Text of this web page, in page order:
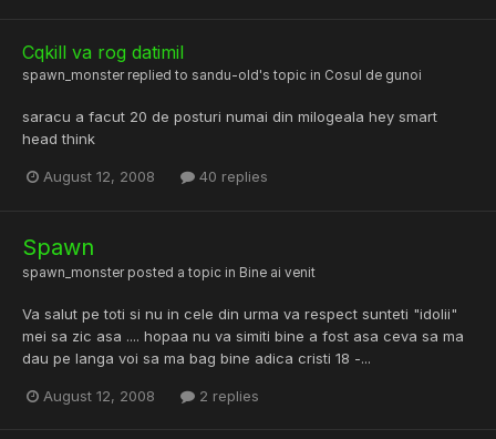
Cqkill va rog datimil
spawn_monster replied to sandu-old 's topic in Cosul de gunoi
saracu a facut 20 de posturi numai din milogeala hey smart
head think
August 12, 2008 40 replies
Spawn
spawn_monster posted a topic in Bine ai venit
Va salut pe toti si nu in cele din urma va respect sunteti "idolii"
mei sa zic asa .... hopaa nu va simiti bine a fost asa ceva sa ma
dau pe langa voi sa ma bag bine adica cristi 18 -...
August 12, 2008 2 replies